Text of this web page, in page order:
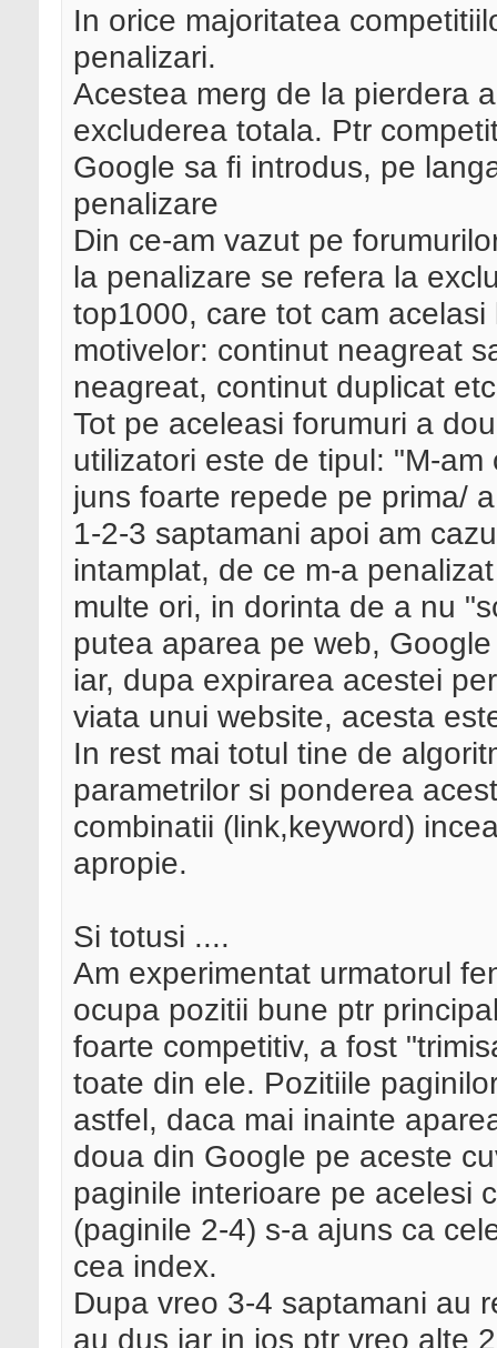
In orice majoritatea
penalizari.
Acestea merg de la pierdera
excluderea totala. Ptr
Google sa fi introdus, pe
penalizare
Din ce-am vazut pe
la penalizare se refera la
top1000, care tot cam
motivelor: continut neagreat
neagreat, continut duplicat
Tot pe aceleasi forumuri a
utilizatori este de tipul: "M-
juns foarte repede pe prima/
1-2-3 saptamani apoi am
intamplat, de ce m-a
multe ori, in dorinta de a nu
putea aparea pe web,
iar, dupa expirarea acestei
viata unui website, acesta
In rest mai totul tine de
parametrilor si ponderea
combinatii (link,keyword)
apropie.
Si totusi ....
Am experimentat urmatorul
ocupa pozitii bune ptr
foarte competitiv, a fost
toate din ele. Pozitiile
astfel, daca mai inainte
doua din Google pe aceste
paginile interioare pe acelesi
(paginile 2-4) s-a ajuns ca
cea index.
Dupa vreo 3-4 saptamani au
au dus iar in jos ptr vreo alte